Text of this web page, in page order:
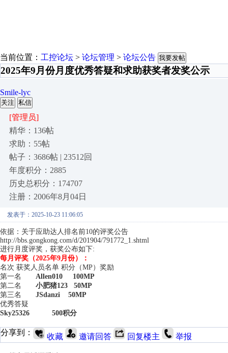
当前位置： 工控论坛 > 论坛管理 > 论坛公告 我要发帖
2025年9月份月度优秀答疑和求助获奖者发奖公示
Smile-lyc
关注 私信
[管理员]
精华：136帖
求助：55帖
帖子：3686帖 | 23512回
年度积分：2885
历史总积分：174707
注册：2006年8月04日
发表于：2025-10-23 11:06:05
依据：关于应助达人排名前10的评奖公告
http://bbs.gongkong.com/d/201904/791772_1.shtml
进行月度评奖，获奖公布如下:
每月评奖（2025年9月份）：
名次 获奖人员名单 积分（MP）奖励
第一名
Allen010
100MP
第二名
小肥猪123 50MP
第三名
JSdanzi
50MP
优秀答疑
Sky25326
500积分
分享到： 收藏 邀请回答 回复楼主 举报